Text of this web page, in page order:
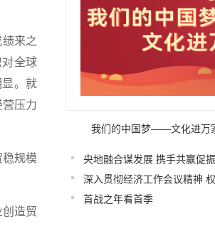
来之
全球
。就
压力
规模
造贸
我们的中国梦——文化进万
央地融合谋发展 携手共赢促
深入贯彻经济工作会议精神
首战之年看首季